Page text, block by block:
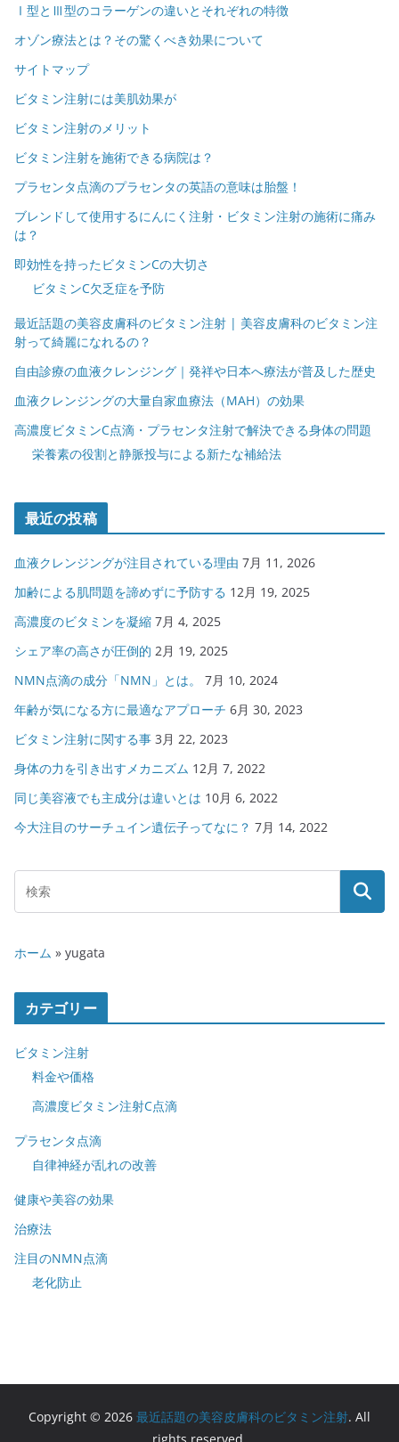
Ⅰ型とⅢ型のコラーゲンの違いとそれぞれの特徴
オゾン療法とは？その驚くべき効果について
サイトマップ
ビタミン注射には美肌効果が
ビタミン注射のメリット
ビタミン注射を施術できる病院は？
プラセンタ点滴のプラセンタの英語の意味は胎盤！
ブレンドして使用するにんにく注射・ビタミン注射の施術に痛み
は？
即効性を持ったビタミンCの大切さ
ビタミンC欠乏症を予防
最近話題の美容皮膚科のビタミン注射 | 美容皮膚科のビタミン注
射って綺麗になれるの？
自由診療の血液クレンジング｜発祥や日本へ療法が普及した歴史
血液クレンジングの大量自家血療法（MAH）の効果
高濃度ビタミンC点滴・プラセンタ注射で解決できる身体の問題
栄養素の役割と静脈投与による新たな補給法
最近の投稿
血液クレンジングが注目されている理由 7月 11, 2026
加齢による肌問題を諦めずに予防する 12月 19, 2025
高濃度のビタミンを凝縮 7月 4, 2025
シェア率の高さが圧倒的 2月 19, 2025
NMN点滴の成分「NMN」とは。
7月 10, 2024
年齢が気になる方に最適なアプローチ 6月 30, 2023
ビタミン注射に関する事 3月 22, 2023
身体の力を引き出すメカニズム 12月 7, 2022
同じ美容液でも主成分は違いとは 10月 6, 2022
今大注目のサーチュイン遺伝子ってなに？ 7月 14, 2022
ホーム » yugata
カテゴリー
ビタミン注射
料金や価格
高濃度ビタミン注射C点滴
プラセンタ点滴
自律神経が乱れの改善
健康や美容の効果
治療法
注目のNMN点滴
老化防止
Copyright © 2026 最近話題の美容皮膚科のビタミン注射. All